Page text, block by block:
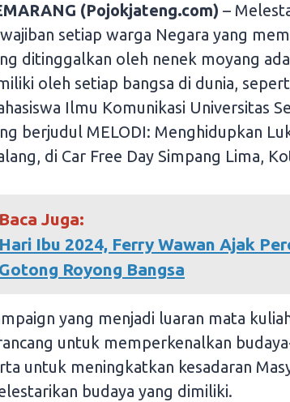
(Pojokjateng.com) –
setiap warga Negara yang
ditinggalkan oleh nenek moyang
oleh setiap bangsa di dunia,
Ilmu Komunikasi Universitas
berjudul MELODI: Menghidupkan
di Car Free Day Simpang Lima,
Baca Juga:
Hari Ibu 2024, Ferry Wawan Ajak
Gotong Royong Bangsa
yang menjadi luaran mata
untuk memperkenalkan
untuk meningkatkan kesadaran
budaya yang dimiliki.